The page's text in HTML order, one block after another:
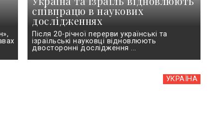
співпрацю в наукових
дослідженнях
Після 20-річної перерви українські та
ізраїльські науковці відновлюють
двосторонні дослідження ...
УКРАЇНА